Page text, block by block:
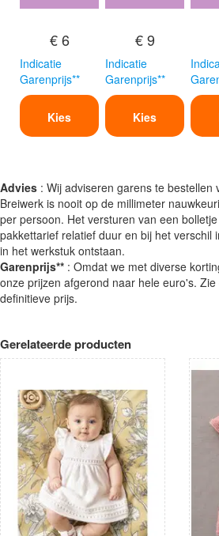
€ 6
Indicatie
Garenprijs**
Kies
€ 9
Indicatie
Garenprijs**
Kies
Advies : Wij adviseren garens te bestellen
Breiwerk is nooit op de millimeter
per persoon. Het versturen van een
pakkettarief relatief duur en bij het verschil
in het werkstuk ontstaan.
Garenprijs** : Omdat we met diverse
onze prijzen afgerond naar hele euro's.
definitieve prijs.
Gerelateerde producten